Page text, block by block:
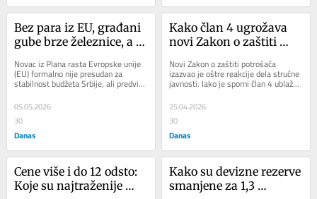
Bez para iz EU, građani
gube brze železnice, a
Koliko nas košta
„nazadovanje“ na polju
Novac iz Plana rasta Evropske unije
(EU) formalno nije presudan za
stabilnost budžeta Srbije, ali predviđa
brojne bitne projekte za građane i...
05.05.2026
30
Danas
Kako član 4 ugrožava
novi Zakon o zaštiti
imaju komunalna
preduzeća?
Novi Zakon o zaštiti potrošača
izazvao je oštre reakcije dela stručne
javnosti. Iako je sporni član 4 ublažen
nakon pritiska, pojedini...
25.04.2026
30
Danas
Cene više i do 12 odsto:
Koje su najtraženije
Kako su devizne rezerve
smanjene za 1,3